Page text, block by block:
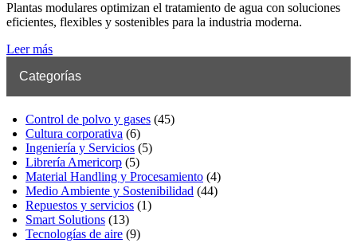
Plantas modulares optimizan el tratamiento de agua con soluciones
eficientes, flexibles y sostenibles para la industria moderna.
Leer más
Categorías
Control de polvo y gases (45)
Cultura corporativa (6)
Ingeniería y Servicios (5)
Librería Americorp (5)
Material Handling y Procesamiento (4)
Medio Ambiente y Sostenibilidad (44)
Repuestos y servicios (1)
Smart Solutions (13)
Tecnologías de aire (9)